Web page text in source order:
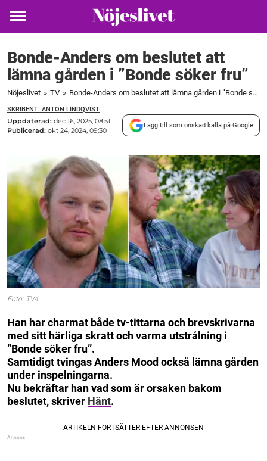
Toggle
Bonde-Anders om beslutet att
lämna gården i ”Bonde söker fru”
Nöjeslivet » TV » Bonde-Anders om beslutet att lämna gården i ”Bonde söker fru”
SKRIBENT: ANTON LINDQVIST
Uppdaterad: dec 16, 2025, 08:51
Publicerad: okt 24, 2024, 09:30
Lägg till som önskad källa på Google
Foto: TV4
Han har charmat både tv-tittarna och brevskrivarna
med sitt härliga skratt och varma utstrålning i
”Bonde söker fru”.
Samtidigt tvingas Anders Mood också lämna gården
under inspelningarna.
Nu bekräftar han vad som är orsaken bakom
beslutet, skriver Hänt.